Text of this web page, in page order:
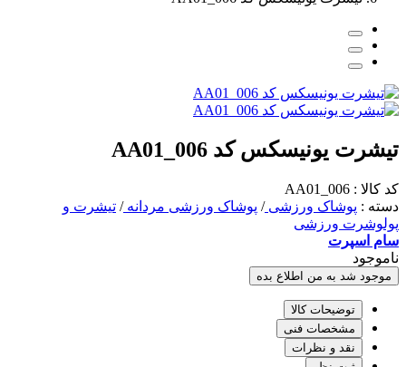
تیشرت یونیسکس کد AA01_006
کد کالا : AA01_006
دسته : پوشاک ورزشی/ پوشاک ورزشی مردانه/ تیشرت و
پولوشرت ورزشی
سام اسپرت
ناموجود
موجود شد به من اطلاع بده
توضیحات کالا
مشخصات فنی
نقد و نظرات